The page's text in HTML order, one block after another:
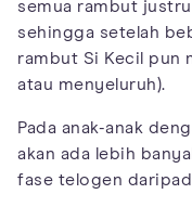
semua rambut
sehingga setelah
rambut Si Kecil pun
atau menyeluruh).
Pada anak-anak
akan ada lebih
fase telogen